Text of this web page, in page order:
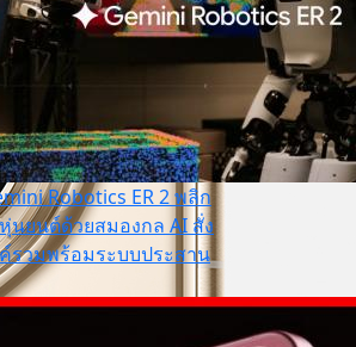
Robotics ER 2 พลิก
นยนต์ด้วยสมองกล AI สั่ง
รวมพร้อมระบบประสาน